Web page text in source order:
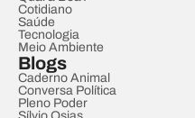
Cotidiano
Saúde
Tecnologia
Meio Ambiente
Blogs
Caderno Animal
Conversa Política
Pleno Poder